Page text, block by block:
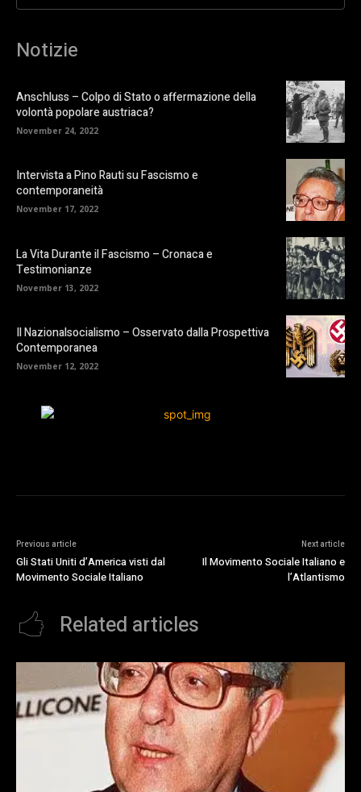
Notizie
Anschluss – Colpo di Stato o affermazione della
volontà popolare austriaca?
November 24, 2022
Intervista a Pino Rauti su Fascismo e
contemporaneità
November 17, 2022
La Vita Durante il Fascismo – Cronaca e
Testimonianze
November 13, 2022
Il Nazionalsocialismo – Osservato dalla Prospettiva
Contemporanea
November 12, 2022
Previous article
Gli Stati Uniti d’America visti dal
Movimento Sociale Italiano
Next article
Il Movimento Sociale Italiano e
l’Atlantismo
Related articles